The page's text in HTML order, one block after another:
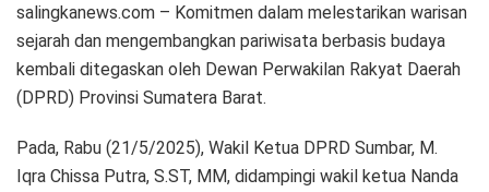
salingkanews.com – Komitmen dalam melestarikan warisan
sejarah dan mengembangkan pariwisata berbasis budaya
kembali ditegaskan oleh Dewan Perwakilan Rakyat Daerah
(DPRD) Provinsi Sumatera Barat.
Pada, Rabu (21/5/2025), Wakil Ketua DPRD Sumbar, M.
Iqra Chissa Putra, S.ST, MM, didampingi wakil ketua Nanda